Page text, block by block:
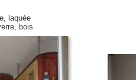
laquée
bois